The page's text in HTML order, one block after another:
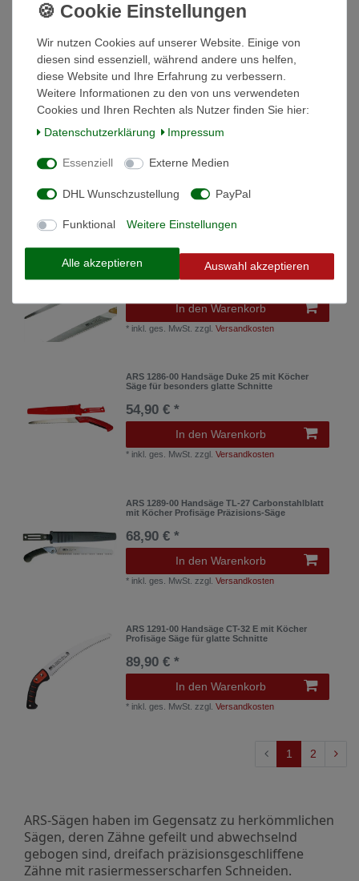
32 cm Palomagriff Profisäge Säge
In den Warenkorb
* inkl. ges. MwSt.zzgl.Versandkosten
40 cm Palomagriff Profisäge Säge
109,90 € *
inkl. ges. MwSt. zzgl. Versandkosten
ARS 1284-00 Handsäge PS-30-KL Säge Profi-
Säge Gartensäge Astsäge Baumsäge
58,90 € *
In den Warenkorb
* inkl. ges. MwSt. zzgl.Versandkosten
ARS 1286-00 Handsäge Duke 25 mit Köcher
Säge für besonders glatte Schnitte
54,90 € *
In den Warenkorb
* inkl. ges. MwSt. zzgl.Versandkosten
ARS 1289-00 Handsäge TL-27 Carbonstahlblatt
mit Köcher Profisäge Präzisions-Säge
68,90 € *
In den Warenkorb
* inkl. ges. MwSt. zzgl.Versandkosten
ARS 1291-00 Handsäge CT-32 E mit Köcher
Profisäge Säge für glatte Schnitte
89,90 € *
In den Warenkorb
* inkl. ges. MwSt. zzgl.Versandkosten
1 2
ARS-Sägen haben im Gegensatz zu herkömmlichen
Sägen, deren Zähne gefeilt und abwechselnd
gebogen sind, dreifach präzisionsgeschliffene
Zähne mit rasiermesserscharfen Schneiden.
Wir nutzen Cookies auf unserer Website. Einige von
diesen sind essenziell, während andere uns helfen,
diese Website und Ihre Erfahrung zu verbessern.
Weitere Informationen zu den von uns verwendeten
Cookies und Ihren Rechten als Nutzer finden Sie hier:
Daten­schutz­erklärung
Impressum
Essenziell Externe Medien
DHL Wunschzustellung PayPal
Funktional Weitere Einstellungen
Alle akzeptieren Auswahl akzeptieren